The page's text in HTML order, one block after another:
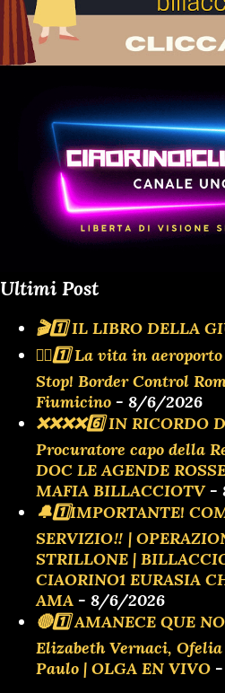
Ultimi Post
🎬1️⃣ IL LIBRO DELLA
👮‍♂️1️⃣ La vita in
Stop! Border Control
Fiumicino - 8/6/2026
❌️❌️❌️❌️6️⃣ IN RICORDO
Procuratore capo della
DOC LE AGENDE
MAFIA BILLACCIOTV-
🔔1️⃣IMPORTANTE!
SERVIZIO‼️ |
STRILLONE |
CIAORINO1 EURASIA
AMA - 8/6/2026
🔴1️⃣ AMANECE QUE
Elizabeth Vernaci,
Paulo | OLGA EN VIVO